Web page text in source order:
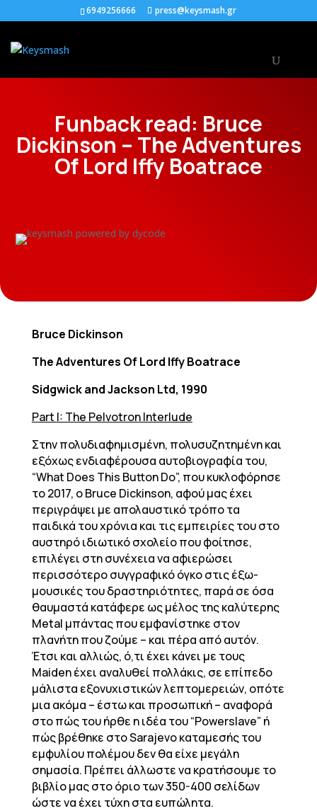
6949256666 press@keysmash.gr
Funback read: Bruce
Dickinson – The Adventures
Of Lord Iffy Boatrace
Bruce Dickinson
The Adventures Of Lord Iffy Boatrace
Sidgwick and Jackson Ltd, 1990
Part I: The Pelvotron Interlude
Στην πολυδιαφημισμένη, πολυσυζητημένη και
εξόχως ενδιαφέρουσα αυτοβιογραφία του,
“What Does This Button Do”, που κυκλοφόρησε
το 2017, o Bruce Dickinson, αφού μας έχει
περιγράψει με απολαυστικό τρόπο τα
παιδικά του χρόνια και τις εμπειρίες του στο
αυστηρό ιδιωτικό σχολείο που φοίτησε,
επιλέγει στη συνέχεια να αφιερώσει
περισσότερο συγγραφικό όγκο στις έξω-
μουσικές του δραστηριότητες, παρά σε όσα
θαυμαστά κατάφερε ως μέλος της καλύτερης
Metal μπάντας που εμφανίστηκε στον
πλανήτη που ζούμε – και πέρα από αυτόν.
Έτσι και αλλιώς, ό,τι έχει κάνει με τους
Maiden έχει αναλυθεί πολλάκις, σε επίπεδο
μάλιστα εξονυχιστικών λεπτομερειών, οπότε
μια ακόμα – έστω και προσωπική – αναφορά
στο πώς του ήρθε η ιδέα του “Powerslave” ή
πώς βρέθηκε στο Sarajevo καταμεσής του
εμφυλίου πολέμου δεν θα είχε μεγάλη
σημασία. Πρέπει άλλωστε να κρατήσουμε το
βιβλίο μας στο όριο των 350-400 σελίδων
ώστε να έχει τύχη στα ευπώλητα.